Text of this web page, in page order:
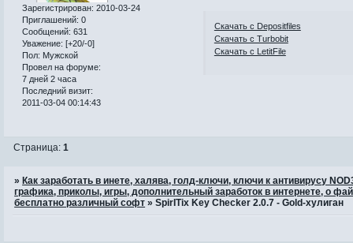
Зарегистрирован: 2010-03-24
Приглашений: 0
Сообщений: 631
Уважение: [+20/-0]
Пол: Мужской
Провел на форуме:
7 дней 2 часа
Последний визит:
2011-03-04 00:14:43
Скачать с Depositfiles
Скачать с Turbobit
Скачать с LetitFile
Страница:1
» Как заработать в инете, халява, голд-ключи, ключи к антивирусу
графика, приколы, игры, дополнительный заработок в интернете, о
бесплатно различный софт »SpirITix Key Checker 2.0.7 - Gold-хулиган